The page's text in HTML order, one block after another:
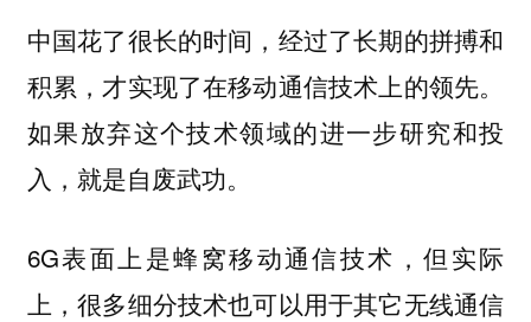
中国花了很长的时间，经过了长期的拼搏和
积累，才实现了在移动通信技术上的领先。
如果放弃这个技术领域的进一步研究和投
入，就是自废武功。
6G表面上是蜂窝移动通信技术，但实际
上，很多细分技术也可以用于其它无线通信